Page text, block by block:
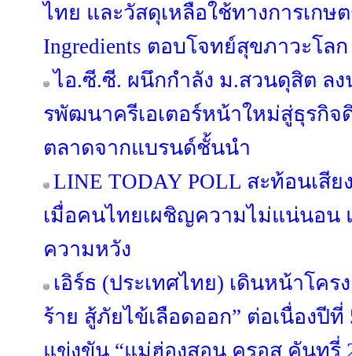
ไทย และวัสดุเหลือใช้ทางการเกษ
Ingredients ตอบโจทย์สุขภาวะโลก
ไอ.ซี.ซี. ผนึกกำลัง ม.สวนดุสิต ลง
รพัฒนาครีเอเตอร์หน้าใหม่สู่ธุรกิจ
ตลาดจากแบรนด์ชั้นนำ
LINE TODAY POLL สะท้อนเสี
เมื่อคนไทยเผชิญความไม่แน่นอน
ความหวัง
เอิร์ธ (ประเทศไทย) เดินหน้าโคร
ร้าย สู้ภัยไข้เลือดออก” ต่อเนื่องปี
แข่งขัน “แม่ฮ่องสอน ครอส คันทรี่